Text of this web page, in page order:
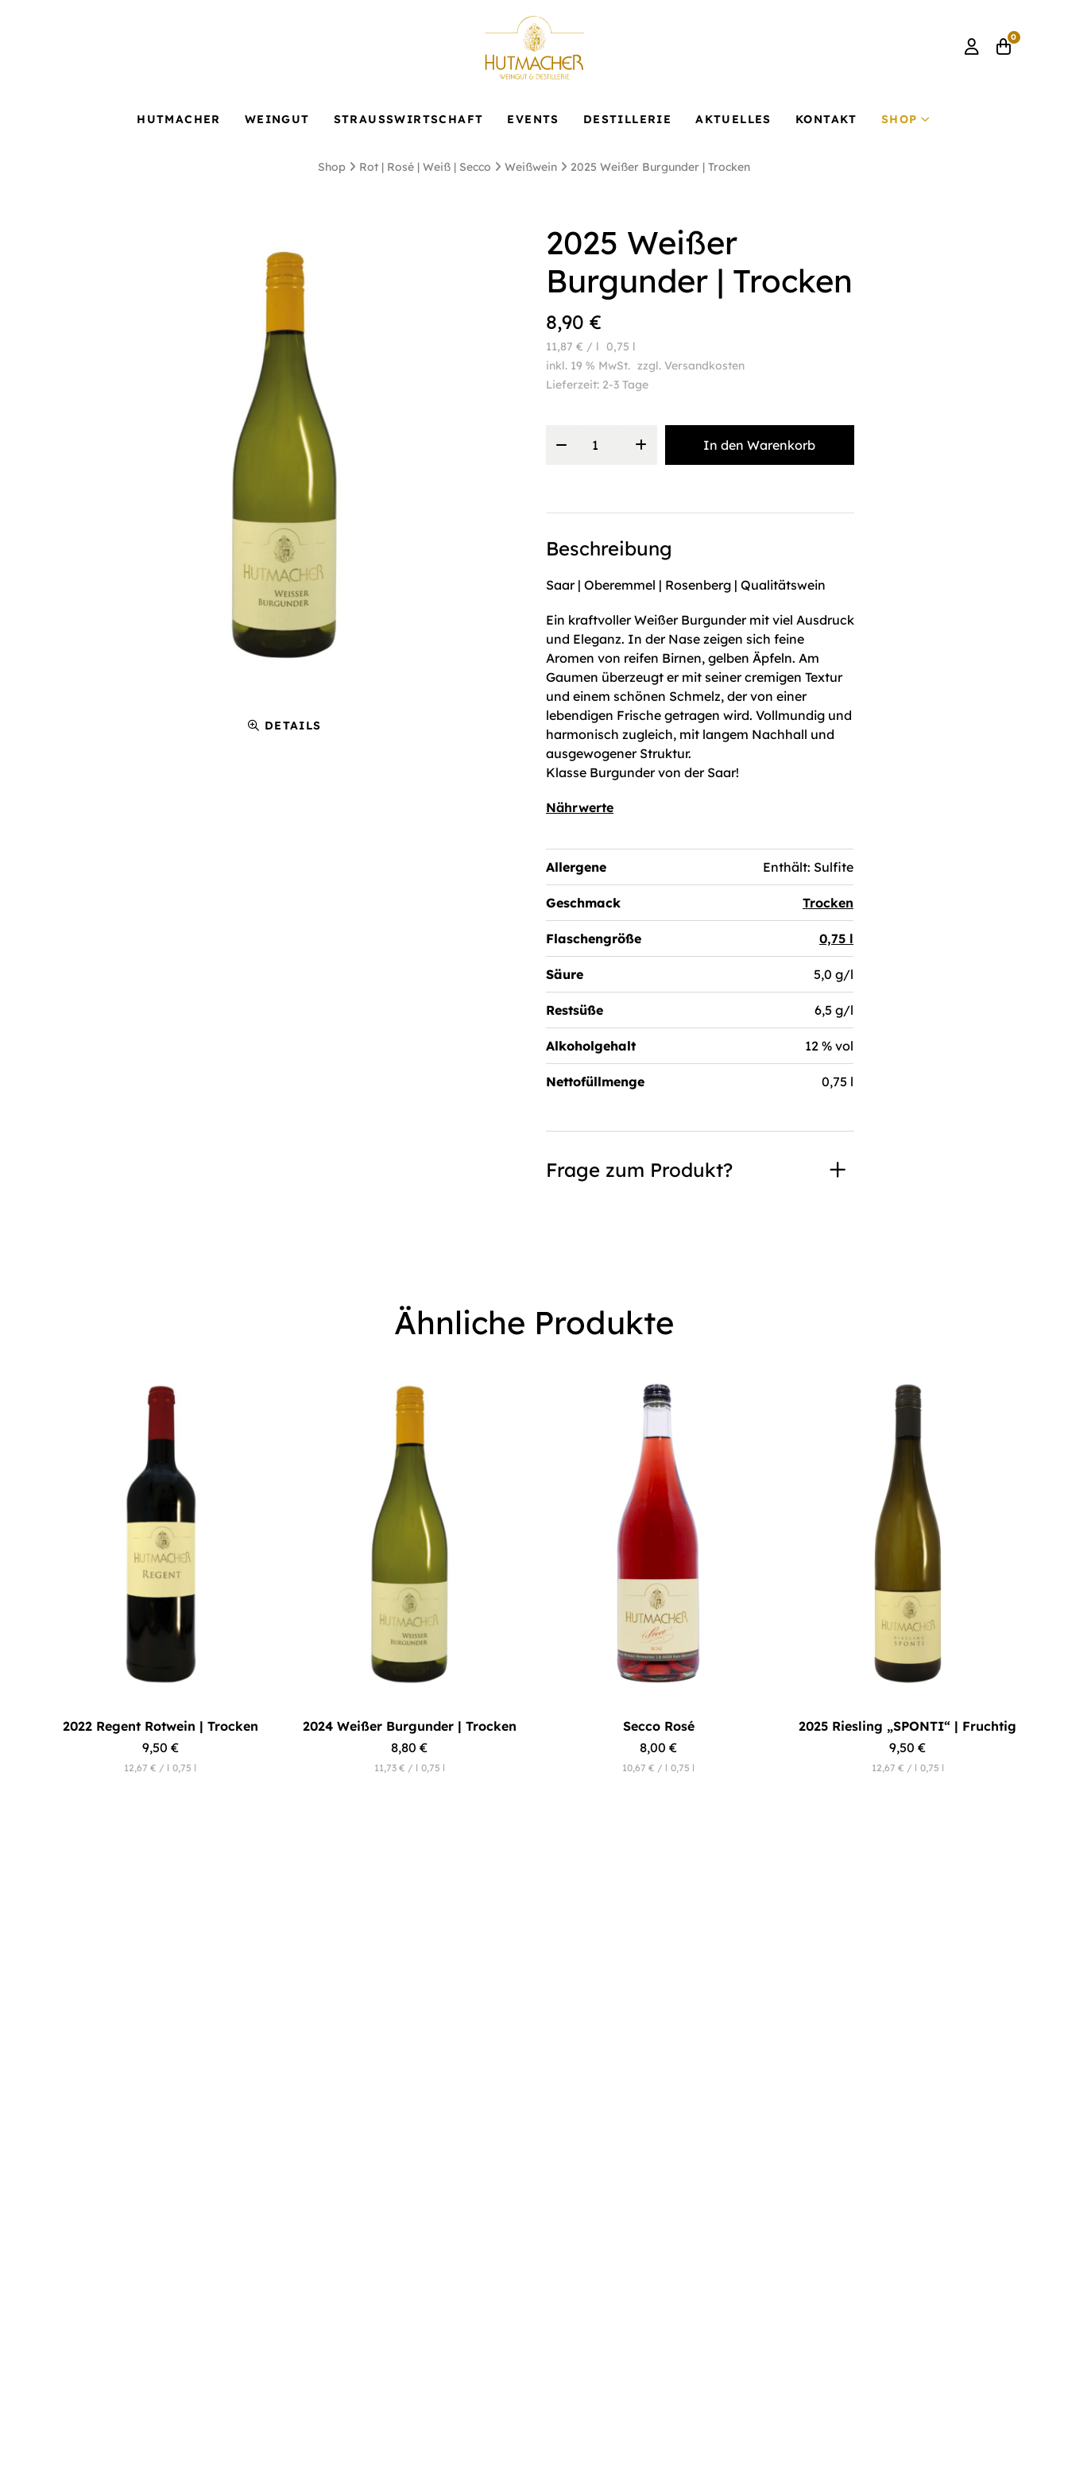
0
HUTMACHER WEINGUT STRAUSS­WIRTSCHAFT EVENTS DESTILLERIE AKTUELLES KONTAKT SHOP
Shop Rot | Rosé | Weiß | Secco Weißwein 2025 Weißer Burgunder | Trocken
DETAILS
2025 Weißer
Burgunder | Trocken
8,90 €
11,87 € / l 0,75 l
inkl. 19 % MwSt. zzgl. Versandkosten
Lieferzeit: 2-3 Tage
Weißer
Menge
In den Warenkorb
Beschreibung
Saar | Oberemmel | Rosenberg | Qualitätswein
Ein kraftvoller Weißer Burgunder mit viel Ausdruck
und Eleganz. In der Nase zeigen sich feine
Aromen von reifen Birnen, gelben Äpfeln. Am
Gaumen überzeugt er mit seiner cremigen Textur
und einem schönen Schmelz, der von einer
lebendigen Frische getragen wird. Vollmundig und
harmonisch zugleich, mit langem Nachhall und
ausgewogener Struktur.
Klasse Burgunder von der Saar!
Nährwerte
Allergene Enthält: Sulfite
Geschmack Trocken
Flaschengröße 0,75 l
Säure 5,0 g/l
Restsüße 6,5 g/l
Alkoholgehalt 12 % vol
Nettofüllmenge 0,75 l
Frage zum Produkt?
Ähnliche Produkte
2022 Regent Rotwein | Trocken
9,50 €
12,67€ / l 0,75 l
2024 Weißer Burgunder | Trocken
8,80€
11,73 € / l 0,75 l
Secco Rosé
8,00€
10,67€ / l 0,75 l
2025 Riesling „SPONTI“ | Fruchtig
9,50€
12,67 € / l 0,75 l